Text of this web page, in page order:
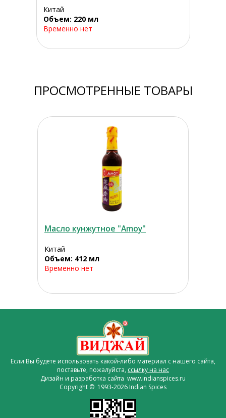
Китай
Объем: 220 мл
Временно нет
ПРОСМОТРЕННЫЕ ТОВАРЫ
Масло кунжутное "Amoy"
Китай
Объем: 412 мл
Временно нет
Если Вы будете использовать какой-либо материал с нашего сайта,
поставьте, пожалуйста, ссылку на нас
Дизайн и разработка сайта www.indianspices.ru
Copyright © 1993-2026 Indian Spices